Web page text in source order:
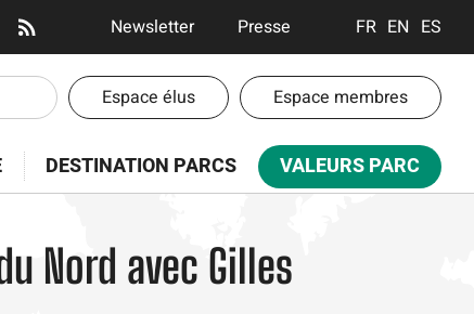
En-
tête
Communication
Newsletter Presse FRANÇAIS
ENGLISH
En-
tête
-
Espaces
Espace élus Espace membres
DESTINATION PARCS VALEURS PARC
Nord avec Gilles